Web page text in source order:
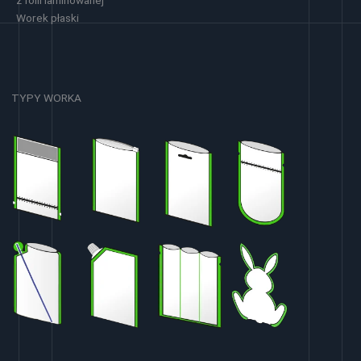
Worek płaski
TYPY WORKA